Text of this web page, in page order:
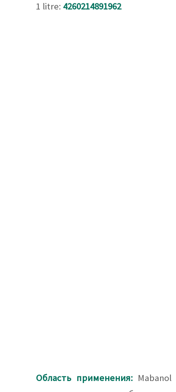
1 litre: 4260214891962
Область применения:Mabanol